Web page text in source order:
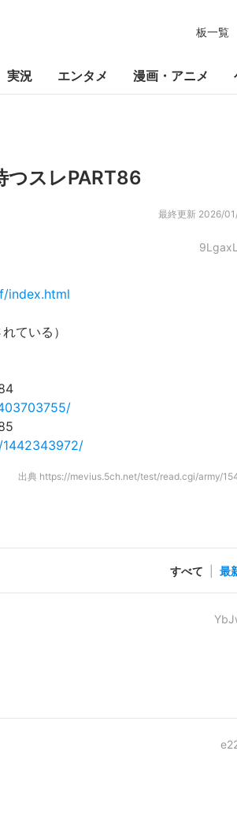
板一覧
実況 エンタメ 漫画・アニメ
つスレPART86
最終更新 2026/
index.html
ている）
出典 https://mevius.5ch.net/test/read.cgi/army/
すべて 最